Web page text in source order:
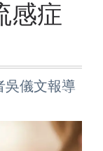
感症
儀文報導